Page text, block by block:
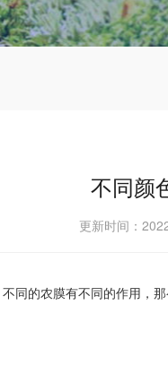
不同颜
更新时间：
同的农膜有不同的作用，